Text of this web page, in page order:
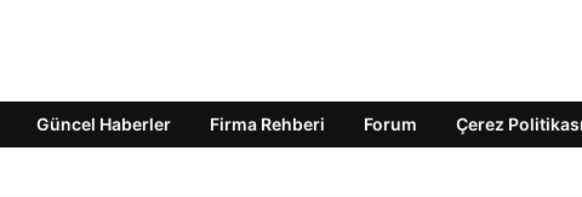
Güncel Haberler Firma Rehberi Forum Çerez Politikası